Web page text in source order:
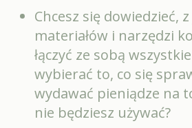
Chcesz się dowiedzieć,
materiałów i narzędzi
łączyć ze sobą
wybierać to, co się
wydawać pieniądze na
nie będziesz używać?